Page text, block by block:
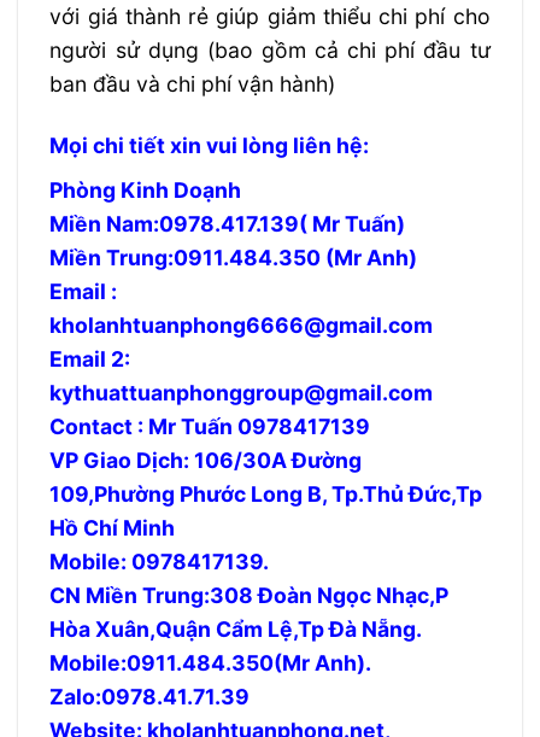
với giá thành rẻ giúp giảm thiểu chi phí cho
người sử dụng (bao gồm cả chi phí đầu tư
ban đầu và chi phí vận hành)
Mọi chi tiết xin vui lòng liên hệ:
Phòng Kinh Doạnh
Miền Nam:0978.417.139( Mr Tuấn)
Miền Trung:0911.484.350 (Mr Anh)
Email :
kholanhtuanphong6666@gmail.com
Email 2:
kythuattuanphonggroup@gmail.com
Contact : Mr Tuấn 0978417139
VP Giao Dịch: 106/30A Đường
109,Phường Phước Long B, Tp.Thủ Đức,Tp
Hồ Chí Minh
Mobile: 0978417139.
CN Miền Trung:308 Đoàn Ngọc Nhạc,P
Hòa Xuân,Quận Cẩm Lệ,Tp Đà Nẵng.
Mobile:0911.484.350(Mr Anh).
Zalo:0978.41.71.39
Website: kholanhtuanphong.net,